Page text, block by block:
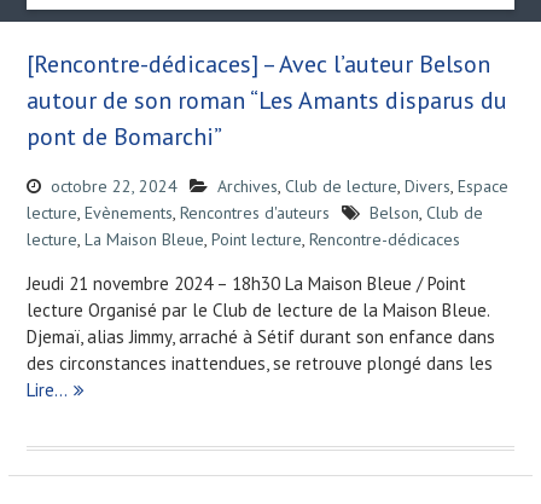
[Rencontre-dédicaces] – Avec l’auteur Belson
autour de son roman “Les Amants disparus du
pont de Bomarchi”
octobre 22, 2024 Archives, Club de lecture, Divers, Espace
lecture, Evènements, Rencontres d'auteurs Belson, Club de
lecture, La Maison Bleue, Point lecture, Rencontre-dédicaces
Jeudi 21 novembre 2024 – 18h30 La Maison Bleue / Point
lecture Organisé par le Club de lecture de la Maison Bleue.
Djemaï, alias Jimmy, arraché à Sétif durant son enfance dans
des circonstances inattendues, se retrouve plongé dans les
Lire…